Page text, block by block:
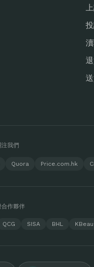
注我們
Quora Price.com.hk
合作夥伴
QCG SISA BHL